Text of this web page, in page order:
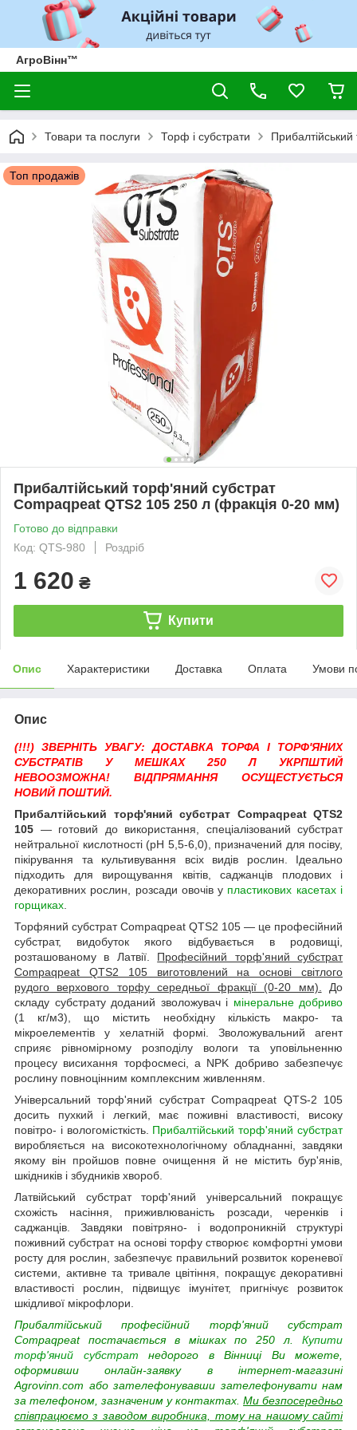
АгроВінн™
Товари та послуги Торф і субстрати
Топ продажів
Прибалтійський торф'яний субстрат
Compaqpeat QTS2 105 250 л (фракція 0-20 мм)
Готово до відправки
Код: QTS-980
Роздріб
1 620 ₴
Купити
Опис Характеристики Доставка Оплата Умови
Опис
(!!!) ЗВЕРНІТЬ УВАГУ: ДОСТАВКА ТОРФА І ТОРФ'ЯНИХ
СУБСТРАТІВ У МЕШКАХ 250 Л УКРПШТИЙ
НЕВООЗМОЖНА! ВІДПРЯМАННЯ ОСУЩЕСТУЄТЬСЯ
НОВИЙ ПОШТИЙ.
Прибалтійський торф'яний субстрат Compaqpeat QTS2
105 — готовий до використання, спеціалізований субстрат
нейтральної кислотності (pH 5,5-6,0), призначений для посіву,
пікірування та культивування всіх видів рослин. Ідеально
підходить для вирощування квітів, саджанців плодових і
декоративних рослин, розсади овочів у пластикових касетах і
горщиках
Торфяний субстрат Compaqpeat QTS2 105 — це професійний
субстрат, видобуток якого відбувається в родовищі,
розташованому в Латвії. Професійний торф'яний субстрат
Compaqpeat QTS2 105 виготовлений на основі світлого
рудого верхового торфу середньої фракції (0-20 мм).
До
складу субстрату доданий зволожувач і мінеральне добриво
(1 кг/м3), що містить необхідну кількість макро- та
мікроелементів у хелатній формі. Зволожувальний агент
сприяє рівномірному розподілу вологи та уповільненню
процесу висихання торфосмесі, а NPK добриво забезпечує
рослину повноцінним комплексним живленням.
Універсальний торф'яний субстрат Compaqpeat QTS-2 105
досить пухкий і легкий, має поживні властивості, високу
повітро- і вологомісткість. Прибалтійський торф'яний субстрат
виробляється на високотехнологічному обладнанні, завдяки
якому він пройшов повне очищення й не містить бур'янів,
шкідників і збудників хвороб.
Латвійський субстрат торф'яний універсальний покращує
схожість насіння, приживлюваність розсади, черенків і
саджанців. Завдяки повітряно- і водопроникній структурі
поживний субстрат на основі торфу створює комфортні умови
росту для рослин, забезпечує правильний розвиток кореневої
системи, активне та тривале цвітіння, покращує декоративні
властивості рослин, підвищує імунітет, пригнічує розвиток
шкідливої мікрофлори.
Прибалтійський професійний
торф'яний субстрат
Compaqpeat
постачається в мішках по 250 л.
Купити
торф'яний субстрат
недорого в Вінниці Ви можете,
оформивши онлайн-заявку в інтернет-магазині
Agrovinn.com або зателефонувавши зателефонувати нам
за телефоном, зазначеним у контактах. Ми безпосередньо
співпрацюємо з заводом виробника, тому на нашому сайті